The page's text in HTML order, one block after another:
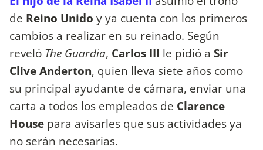
de Reino Unido y ya cuenta con los primeros
cambios a realizar en su reinado. Según
reveló The Guardia, Carlos III le pidió a Sir
Clive Anderton, quien lleva siete años como
su principal ayudante de cámara, enviar una
carta a todos los empleados de Clarence
House para avisarles que sus actividades ya
no serán necesarias.